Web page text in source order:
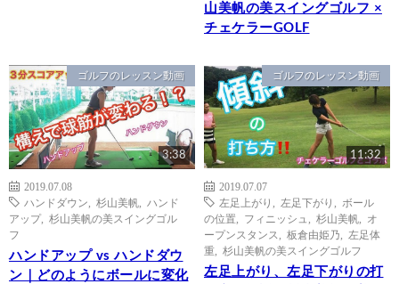
山美帆の美スイングゴルフ ×
チェケラーGOLF
ゴルフのレッスン動画
3:38
2019.07.08
ハンドダウン
杉山美帆
ハンド
アップ, 杉山美帆の美スイングゴル
フ
ハンドアップ vs ハンドダウ
ン｜どのようにボールに変化
ゴルフのレッスン動画
11:32
2019.07.07
左足上がり
左足下がり
ボール
の位置
フィニッシュ 杉山美帆
オ
ープンスタンス
板倉由姫乃
左足体
重
杉山美帆の美スイングゴルフ
左足上がり、左足下がりの打